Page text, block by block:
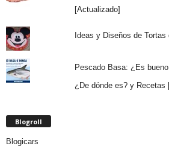
[Actualizado]
Ideas y Diseños de
Pescado Basa: ¿Es
¿De dónde es? y Recetas
Blogroll
Blogicars